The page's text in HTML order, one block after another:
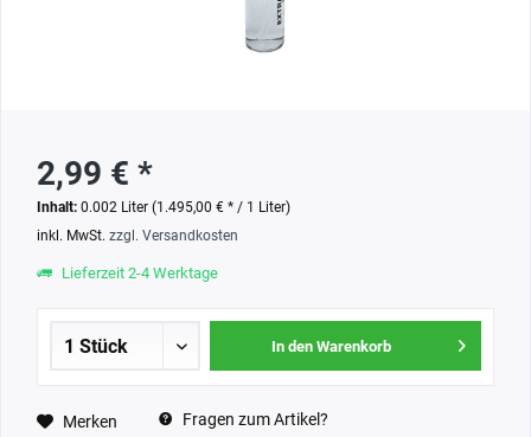
2,99 € *
Inhalt: 0.002 Liter (1.495,00 € * / 1 Liter)
inkl. MwSt. zzgl. Versandkosten
Lieferzeit 2-4 Werktage
In den Warenkorb
Merken Fragen zum Artikel?